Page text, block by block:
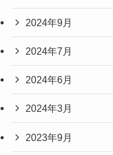
2024年9月
2024年7月
2024年6月
2024年3月
2023年9月